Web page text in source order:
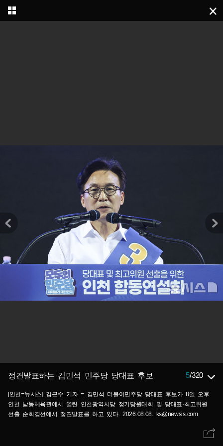
정견발표하는 김민석 민주당 당대표 후보 5/320
[인천=뉴시스] 김근수 기자 = 김민석 더불어민주당 당대표 후보가 8일 오후
인천 남동체육관에서 열린 인천광역시당 정기당원대회 및 당대표·최고위원
선출 순회경선에서 정견발표를 하고 있다. 2026.08.08. ks@newsis.com